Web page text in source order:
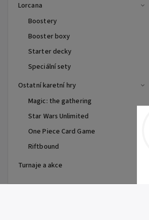
Lorcana
Boostery
Booster boxy
Starter decky
Speciální sety
Ostatní karetní hry
Magic: the gathering
Star Wars Unlimited
One Piece Card Game
Riftbound
Turnaje a akce